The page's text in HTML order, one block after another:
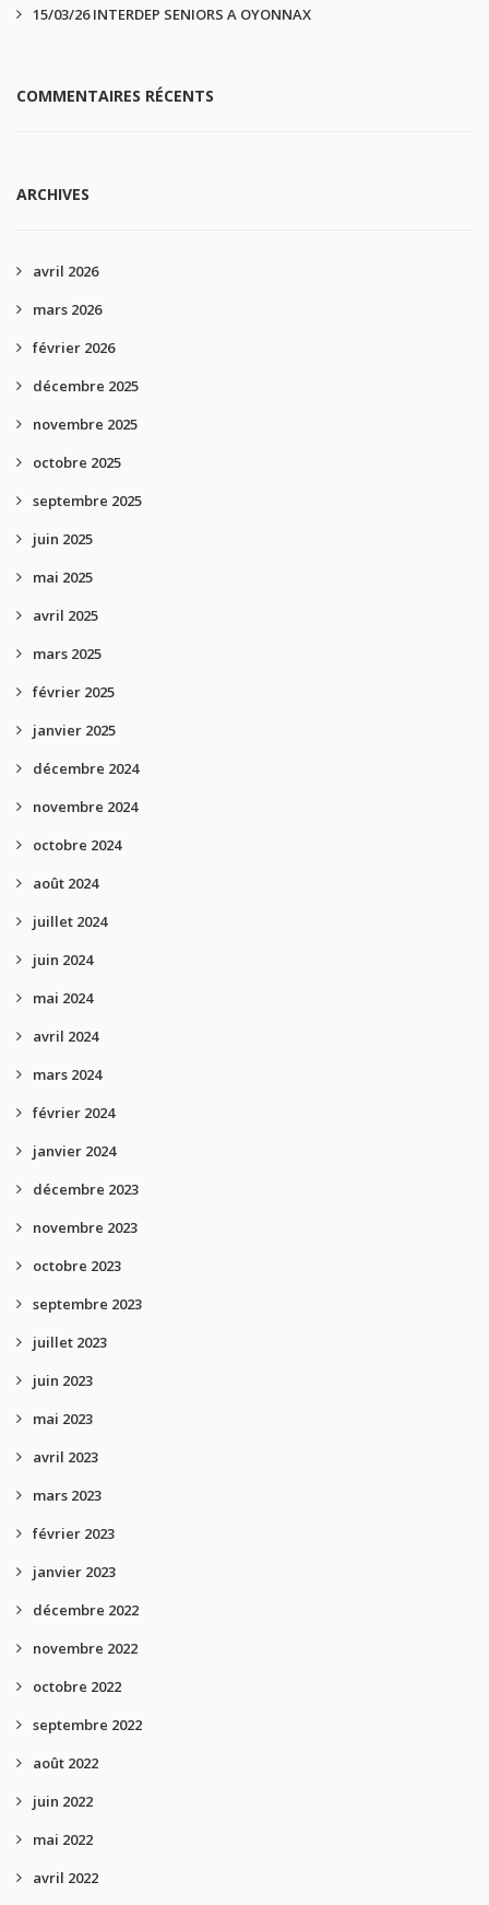
15/03/26 INTERDEP SENIORS A OYONNAX
COMMENTAIRES RÉCENTS
ARCHIVES
avril 2026
mars 2026
février 2026
décembre 2025
novembre 2025
octobre 2025
septembre 2025
juin 2025
mai 2025
avril 2025
mars 2025
février 2025
janvier 2025
décembre 2024
novembre 2024
octobre 2024
août 2024
juillet 2024
juin 2024
mai 2024
avril 2024
mars 2024
février 2024
janvier 2024
décembre 2023
novembre 2023
octobre 2023
septembre 2023
juillet 2023
juin 2023
mai 2023
avril 2023
mars 2023
février 2023
janvier 2023
décembre 2022
novembre 2022
octobre 2022
septembre 2022
août 2022
juin 2022
mai 2022
avril 2022